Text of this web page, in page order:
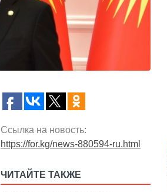
Ссылка на новость:
https://for.kg/news-880594-ru.html
ЧИТАЙТЕ ТАКЖЕ